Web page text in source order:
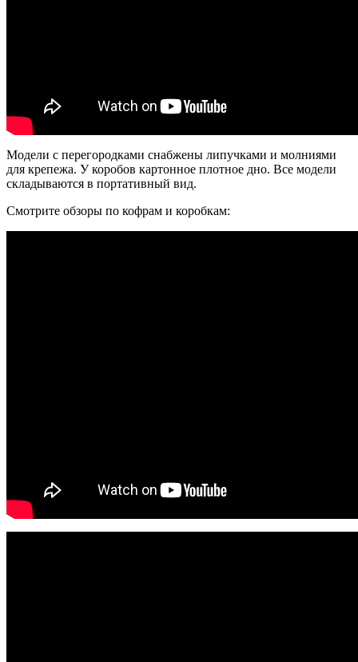
Модели с перегородками снабжены липучками и молниями
для крепежа. У коробов картонное плотное дно. Все модели
складываются в портативный вид.
Смотрите обзоры по кофрам и коробкам: